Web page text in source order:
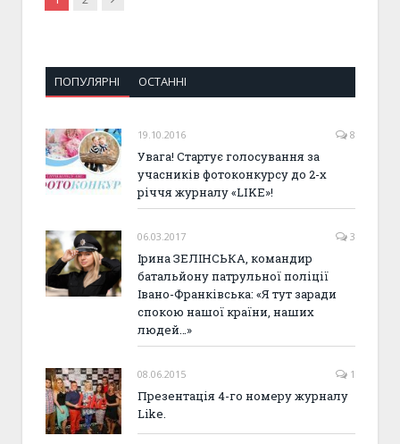
ПОПУЛЯРНІ ОСТАННІ
19.10.2016 8
Увага! Стартує голосування за
учасників фотоконкурсу до 2-х
річчя журналу «LIKE»!
06.03.2017 3
Ірина ЗЕЛІНСЬКА, командир
батальйону патрульної поліції
Івано-Франківська: «Я тут заради
спокою нашої країни, наших
людей…»
08.06.2015 1
Презентація 4-го номеру журналу
Like.